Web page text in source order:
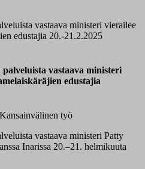
vastaava ministeri vierailee
edustajia 20.-21.2.2025
vastaava ministeri
edustajia
työ
vastaava ministeri Patty
Inarissa 20.–21. helmikuuta